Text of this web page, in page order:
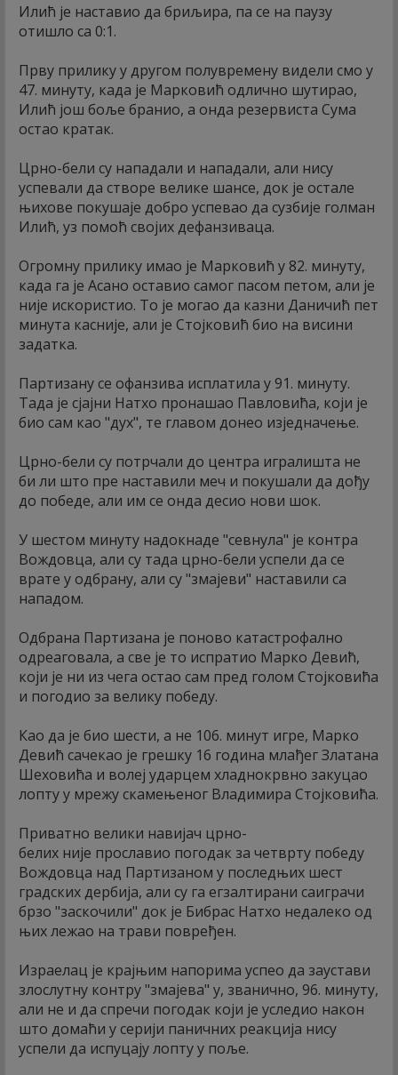
Илић је наставио да бриљира, па се на паузу
отишло са 0:1.
Прву прилику у другом полувремену видели смо у
47. минуту, када је Марковић одлично шутирао,
Илић још боље бранио, а онда резервиста Сума
остао кратак.
Црно-бели су нападали и нападали, али нису
успевали да створе велике шансе, док је остале
њихове покушаје добро успевао да сузбије голман
Илић, уз помоћ својих дефанзиваца.
Огромну прилику имао је Марковић у 82. минуту,
када га је Асано оставио самог пасом петом, али је
није искористио. То је могао да казни Даничић пет
минута касније, али је Стојковић био на висини
задатка.
Партизану се офанзива исплатила у 91. минуту.
Тада је сјајни Натхо пронашао Павловића, који је
био сам као "дух", те главом донео изједначење.
Црно-бели су потрчали до центра игралишта не
би ли што пре наставили меч и покушали да дођу
до победе, али им се онда десио нови шок.
У шестом минуту надокнаде "севнула" је контра
Вождовца, али су тада црно-бели успели да се
врате у одбрану, али су "змајеви" наставили са
нападом.
Одбрана Партизана је поново катастрофално
одреаговала, а све је то испратио Марко Девић,
који је ни из чега остао сам пред голом Стојковића
и погодио за велику победу.
Као да је био шести, а не 106. минут игре, Марко
Девић сачекао је грешку 16 година млађег Златана
Шеховића и волеј ударцем хладнокрвно закуцао
лопту у мрежу скамењеног Владимира Стојковића.
Приватно велики навијач црно-
белих није прославио погодак за четврту победу
Вождовца над Партизаном у последњих шест
градских дербија, али су га егзалтирани саиграчи
брзо "заскочили" док је Бибрас Натхо недалеко од
њих лежао на трави повређен.
Израелац је крајњим напорима успео да заустави
злослутну контру "змајева" у, званично, 96. минуту,
али не и да спречи погодак који је уследио након
што домаћи у серији паничних реакција нису
успели да испуцају лопту у поље.